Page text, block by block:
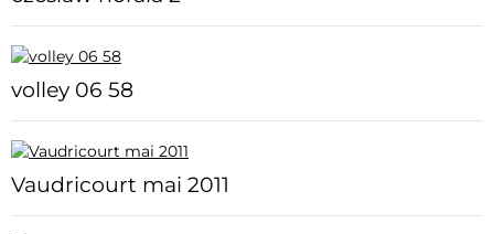
volley 06 58
Vaudricourt mai 2011